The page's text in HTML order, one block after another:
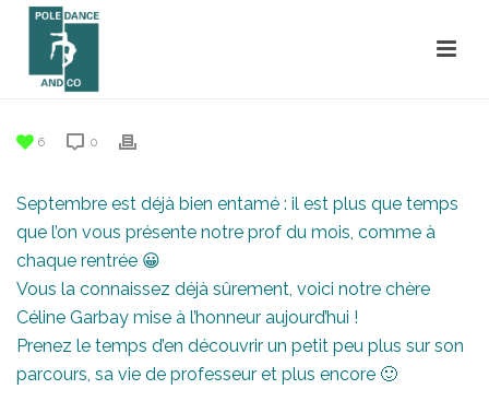
6 0
Septembre est déjà bien entamé : il est plus que temps
que l’on vous présente notre prof du mois, comme à
chaque rentrée 😀
Vous la connaissez déjà sûrement, voici notre chère
Céline Garbay mise à l’honneur aujourd’hui !
Prenez le temps d’en découvrir un petit peu plus sur son
parcours, sa vie de professeur et plus encore 🙂